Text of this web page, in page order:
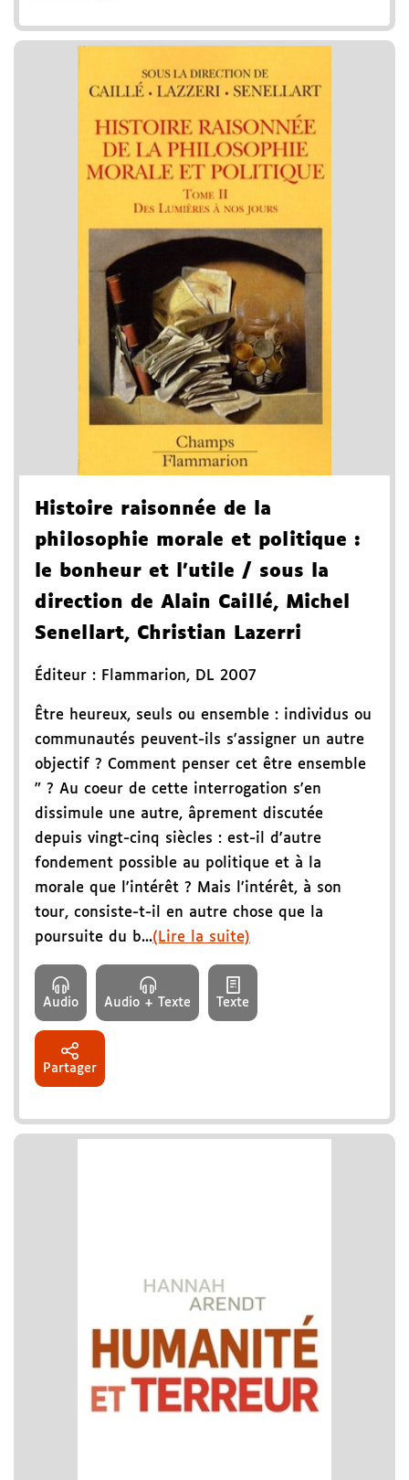
Histoire raisonnée de la
philosophie morale et politique :
le bonheur et l'utile / sous la
direction de Alain Caillé, Michel
Senellart, Christian Lazerri
Éditeur : Flammarion, DL 2007
Être heureux, seuls ou ensemble : individus ou
communautés peuvent-ils s'assigner un autre
objectif ? Comment penser cet être ensemble
" ? Au coeur de cette interrogation s'en
dissimule une autre, âprement discutée
depuis vingt-cinq siècles : est-il d'autre
fondement possible au politique et à la
morale que l'intérêt ? Mais l'intérêt, à son
tour, consiste-t-il en autre chose que la
poursuite du b...(Lire la suite)
Audio Audio + Texte Texte
Partager